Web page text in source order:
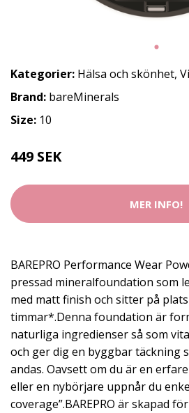
Kategorier: Hälsa och skönhet,
Brand: bareMinerals
Size: 10
449 SEK
MER INFO!
BAREPRO Performance Wear
pressad mineralfoundation som
med matt finish och sitter på
timmar*.Denna foundation är
naturliga ingredienser så som
och ger dig en byggbar täckning
andas. Oavsett om du är en
eller en nybörjare uppnår du
coverage”.BAREPRO är skapad